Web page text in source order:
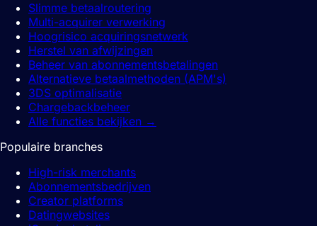
Slimme betaalroutering
Multi-acquirer verwerking
Hoogrisico acquiringsnetwerk
Herstel van afwijzingen
Beheer van abonnementsbetalingen
Alternatieve betaalmethoden (APM's)
3DS optimalisatie
Chargebackbeheer
Alle functies bekijken →
Populaire branches
High-risk merchants
Abonnementsbedrijven
Creator platforms
Datingwebsites